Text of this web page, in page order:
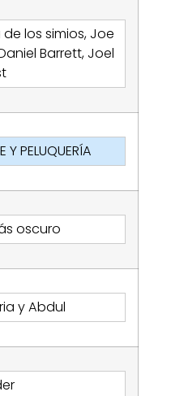
los simios, Joe
Barrett, Joel
Y PELUQUERÍA
oscuro
y Abdul